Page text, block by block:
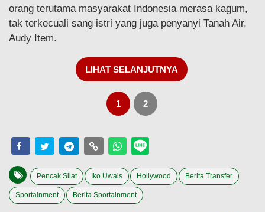
orang terutama masyarakat Indonesia merasa kagum,
tak terkecuali sang istri yang juga penyanyi Tanah Air,
Audy Item.
LIHAT SELANJUTNYA
1 2
Pencak Silat Iko Uwais Hollywood Berita Transfer
Sportainment Berita Sportainment